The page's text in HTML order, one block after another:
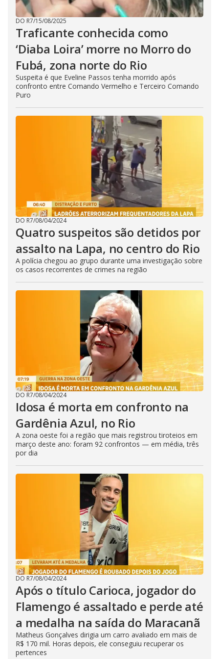
DO R7/15/08/2025
Traficante conhecida como
‘Diaba Loira’ morre no Morro do
Fubá, zona norte do Rio
Suspeita é que Eveline Passos tenha morrido após
confronto entre Comando Vermelho e Terceiro Comando
Puro
DO R7/08/04/2024
Quatro suspeitos são detidos por
assalto na Lapa, no centro do Rio
A polícia chegou ao grupo durante uma investigação sobre
os casos recorrentes de crimes na região
DO R7/08/04/2024
Idosa é morta em confronto na
Gardênia Azul, no Rio
A zona oeste foi a região que mais registrou tiroteios em
março deste ano: foram 92 confrontos — em média, três
por dia
DO R7/08/04/2024
Após o título Carioca, jogador do
Flamengo é assaltado e perde até
a medalha na saída do Maracanã
Matheus Gonçalves dirigia um carro avaliado em mais de
R$ 170 mil. Horas depois, ele conseguiu recuperar os
pertences